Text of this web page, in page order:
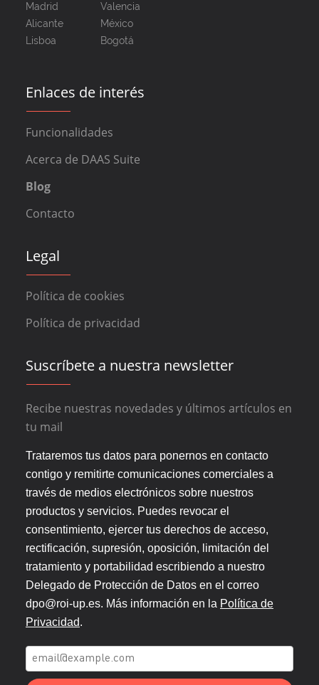
Madrid
Valencia
Alicante
México
Lisboa
Bogotá
Enlaces de interés
Funcionalidades
Acerca de DAAS Suite
Blog
Contacto
Legal
Política de cookies
Política de privacidad
Suscríbete a nuestra newsletter
Recibe nuestras novedades y últimos artículos en
tu mail
Trataremos tus datos para ponernos en contacto
contigo y remitirte comunicaciones comerciales a
través de medios electrónicos sobre nuestros
productos y servicios. Puedes revocar el
consentimiento, ejercer tus derechos de acceso,
rectificación, supresión, oposición, limitación del
tratamiento y portabilidad escribiendo a nuestro
Delegado de Protección de Datos en el correo
dpo@roi-up.es. Más información en la Política de
Privacidad.